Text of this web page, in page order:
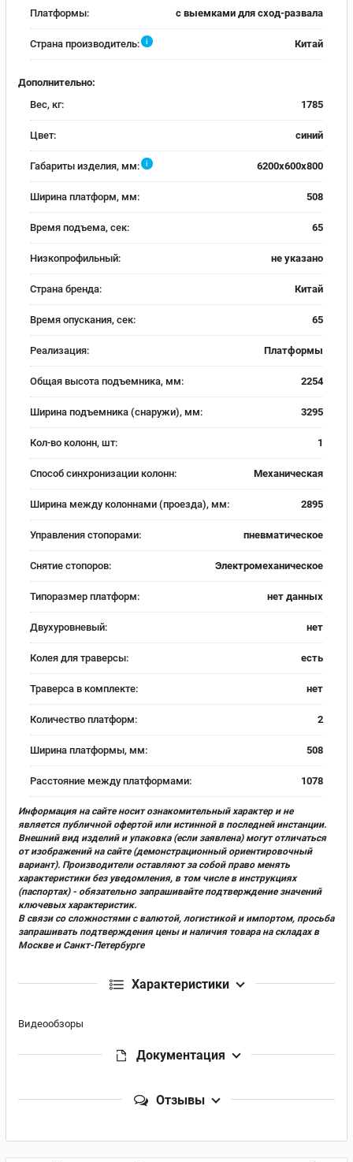
Платформы: с выемками для сход-развала
Страна производитель: i Китай
Дополнительно:
Вес, кг:
1785
Цвет: синий
Габариты изделия, мм: i 6200x600x800
Ширина платформ, мм: 508
Время подъема, сек: 65
Низкопрофильный: не указано
Страна бренда: Китай
Время опускания, сек: 65
Реализация: Платформы
Общая высота подъемника, мм: 2254
Ширина подъемника (снаружи), мм: 3295
Кол-во колонн, шт: 1
Способ синхронизации колонн: Механическая
Ширина между колоннами (проезда), мм: 2895
Управления стопорами: пневматическое
Снятие стопоров: Электромеханическое
Типоразмер платформ: нет данных
Двухуровневый: нет
Колея для траверсы: есть
Траверса в комплекте: нет
Количество платформ: 2
Ширина платформы, мм: 508
Расстояние между платформами: 1078
Информация на сайте носит ознакомительный характер и не
является публичной офертой или истинной в последней инстанции.
Внешний вид изделий и упаковка (если заявлена) могут отличаться
от изображений на сайте (демонстрационный ориентировочный
вариант). Производители оставляют за собой право менять
характеристики без уведомления, в том числе в инструкциях
(паспортах) - обязательно запрашивайте подтверждение значений
ключевых характеристик.
В связи со сложностями с валютой, логистикой и импортом, просьба
запрашивать подтверждения цены и наличия товара на складах в
Москве и Санкт-Петербурге
Характеристики
Видеообзоры
Документация
Отзывы